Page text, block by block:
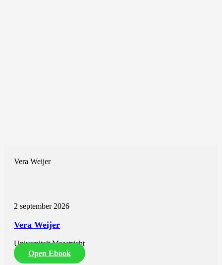
Vera Weijer
2 september 2026
Vera Weijer
Universiteit Maastricht
Open Ebook